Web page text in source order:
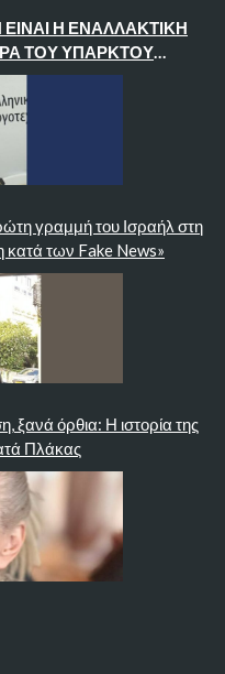
Η ΕΝΑΛΛΑΚΤΙΚΉ
ΤΟΥ ΥΠΑΡΚΤΟΎ
γραμμή του Ισραήλ στη
κατά των Fake News»
ξανά όρθια: Η ιστορία της
Πλάκας